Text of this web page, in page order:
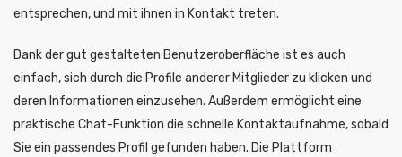
entsprechen, und mit ihnen in Kontakt treten.
Dank der gut gestalteten Benutzeroberfläche ist es auch
einfach, sich durch die Profile anderer Mitglieder zu klicken und
deren Informationen einzusehen. Außerdem ermöglicht eine
praktische Chat-Funktion die schnelle Kontaktaufnahme, sobald
Sie ein passendes Profil gefunden haben. Die Plattform